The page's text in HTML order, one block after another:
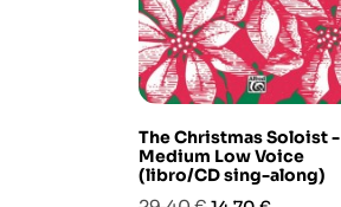
The Christmas Soloist -
Medium Low Voice
(libro/CD sing-along)